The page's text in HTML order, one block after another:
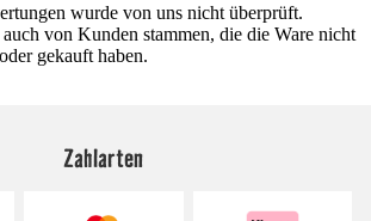
wurde von uns nicht überprüft.
von Kunden stammen, die die Ware nicht
gekauft haben.
Zahlarten